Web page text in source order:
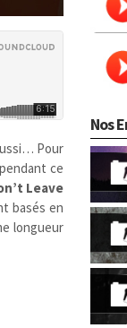
Pour
ce
Leave
basés en
longueur
Nos